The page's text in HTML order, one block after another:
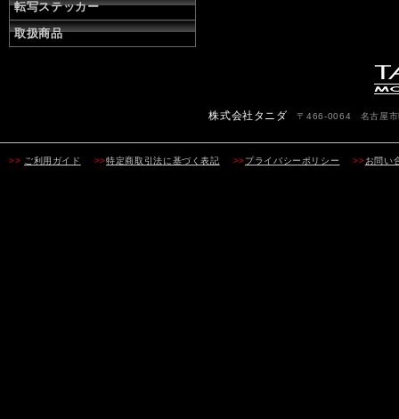
転写ステッカー
取扱商品
株式会社タニダ 〒466-0064 名古屋市
>> ご利用ガイド >>特定商取引法に基づく表記 >>プライバシーポリシー >>お問い